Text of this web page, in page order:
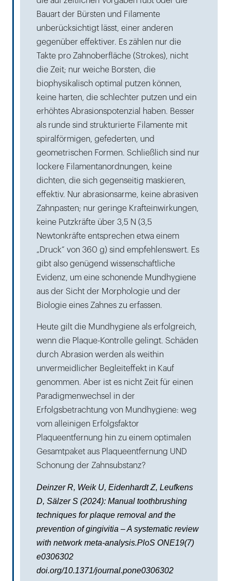
Bauart der Bürsten und Filamente
unberücksichtigt lässt, einer anderen
gegenüber effektiver. Es zählen nur die
Takte pro Zahnoberfläche (Strokes), nicht
die Zeit; nur weiche Borsten, die
biophysikalisch optimal putzen können,
keine harten, die schlechter putzen und ein
erhöhtes Abrasionspotenzial haben. Besser
als runde sind strukturierte Filamente mit
spiralförmigen, gefederten, und
geometrischen Formen. Schließlich sind nur
lockere Filamentanordnungen, keine
dichten, die sich gegenseitig maskieren,
effektiv. Nur abrasionsarme, keine abrasiven
Zahnpasten; nur geringe Krafteinwirkungen,
keine Putzkräfte über 3,5 N (3,5
Newtonkräfte entsprechen etwa einem
„Druck“ von 360 g) sind empfehlenswert. Es
gibt also genügend wissenschaftliche
Evidenz, um eine schonende Mundhygiene
aus der Sicht der Morphologie und der
Biologie eines Zahnes zu erfassen.
Heute gilt die Mundhygiene als erfolgreich,
wenn die Plaque-Kontrolle gelingt. Schäden
durch Abrasion werden als weithin
unvermeidlicher Begleiteffekt in Kauf
genommen. Aber ist es nicht Zeit für einen
Paradigmenwechsel in der
Erfolgsbetrachtung von Mundhygiene: weg
vom alleinigen Erfolgsfaktor
Plaqueentfernung hin zu einem optimalen
Gesamtpaket aus Plaqueentfernung UND
Schonung der Zahnsubstanz?
Deinzer R, Weik U, Eidenhardt Z, Leufkens
D, Sälzer S (2024): Manual toothbrushing
techniques for plaque removal and the
prevention of gingivitia – A systematic review
with network meta-analysis.PloS ONE19(7)
e0306302
doi.org/10.1371/journal.pone0306302